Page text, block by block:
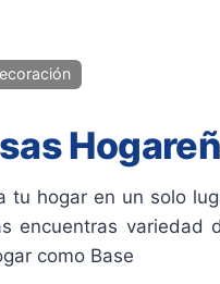
tu hogar en un solo
encuentras variedad
como Base